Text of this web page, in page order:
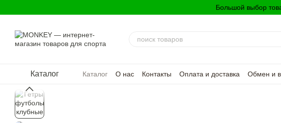
Большой выбор
Каталог Каталог О нас Контакты Оплата и доставка Обмен и